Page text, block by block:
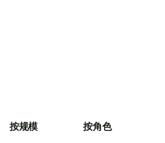
按规模 按角色